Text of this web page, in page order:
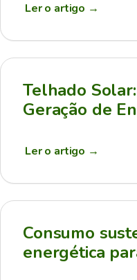
Ler o artigo →
Telhado
Geração de
Ler o artigo →
Consumo
energética